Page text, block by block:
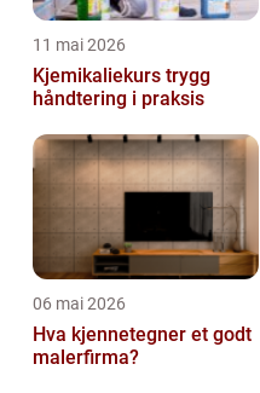
11 mai 2026
Kjemikaliekurs trygg
håndtering i praksis
06 mai 2026
Hva kjennetegner et godt
malerfirma?